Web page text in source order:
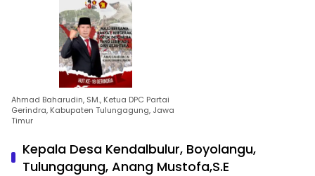
Ahmad Baharudin, SM., Ketua DPC Partai
Gerindra, Kabupaten Tulungagung, Jawa
Timur
Kepala Desa Kendalbulur, Boyolangu,
Tulungagung, Anang Mustofa,S.E